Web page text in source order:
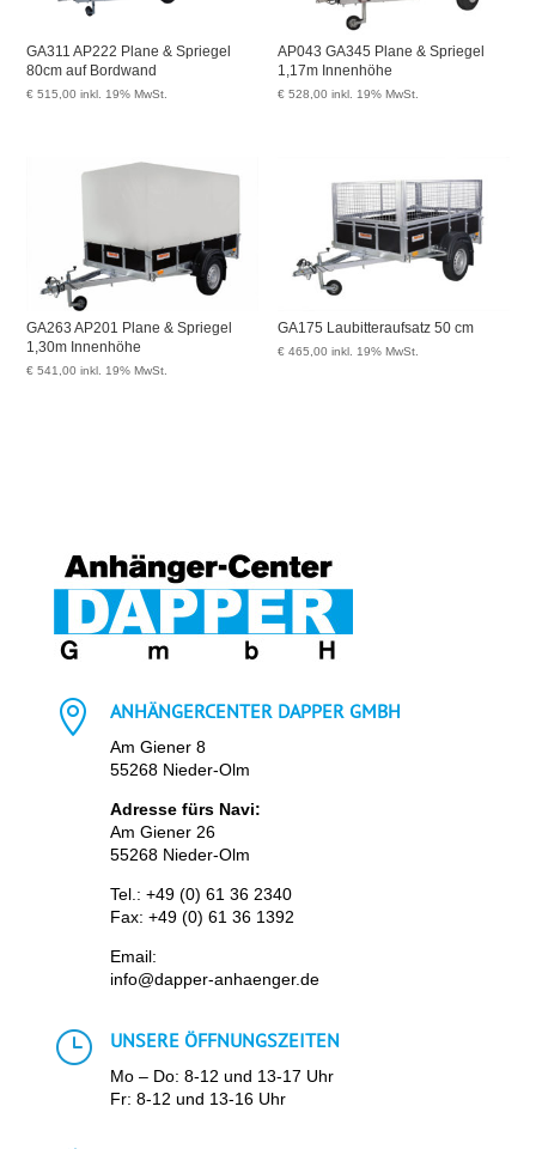
GA311 AP222 Plane & Spriegel
80cm auf Bordwand
€ 515,00 inkl. 19% MwSt.
AP043 GA345 Plane & Spriegel
1,17m Innenhöhe
€ 528,00 inkl. 19% MwSt.
GA263 AP201 Plane & Spriegel
1,30m Innenhöhe
€ 541,00 inkl. 19% MwSt.
GA175 Laubitteraufsatz 50 cm
€ 465,00 inkl. 19% MwSt.
 ANHÄNGERCENTER DAPPER GMBH
Am Giener 8
55268 Nieder-Olm
Adresse fürs Navi:
Am Giener 26
55268 Nieder-Olm
Tel.: +49 (0) 61 36 2340
Fax: +49 (0) 61 36 1392
Email:
info@dapper-anhaenger.de
} UNSERE ÖFFNUNGSZEITEN
Mo – Do: 8-12 und 13-17 Uhr
Fr: 8-12 und 13-16 Uhr